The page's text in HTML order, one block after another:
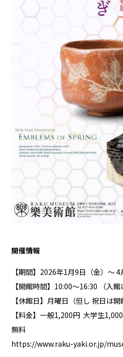
開催情報
【期間】2026年1月9日（金）〜 4
【開館時間】10:00～16:30 （入館
【休館日】月曜日（但し 祝日は開
【料金】一般1,200円 大学生
無料
https://www.raku-yaki.or.jp/